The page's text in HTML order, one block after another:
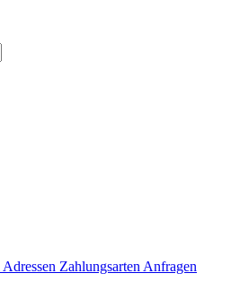
Adressen Zahlungsarten Anfragen